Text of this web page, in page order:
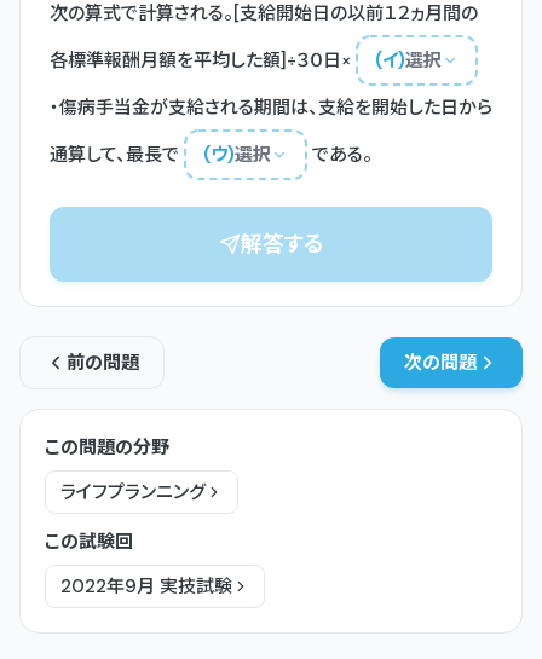
次の算式で計算される。[支給開始日の以前１２ヵ月間の
各標準報酬月額を平均した額]÷３０日×
(イ)選択
・傷病手当金が支給される期間は、支給を開始した日から
通算して、最長で
(ウ)選択 である。
解答する
前の問題 次の問題
この問題の分野
ライフプランニング
この試験回
2022年9月 実技試験